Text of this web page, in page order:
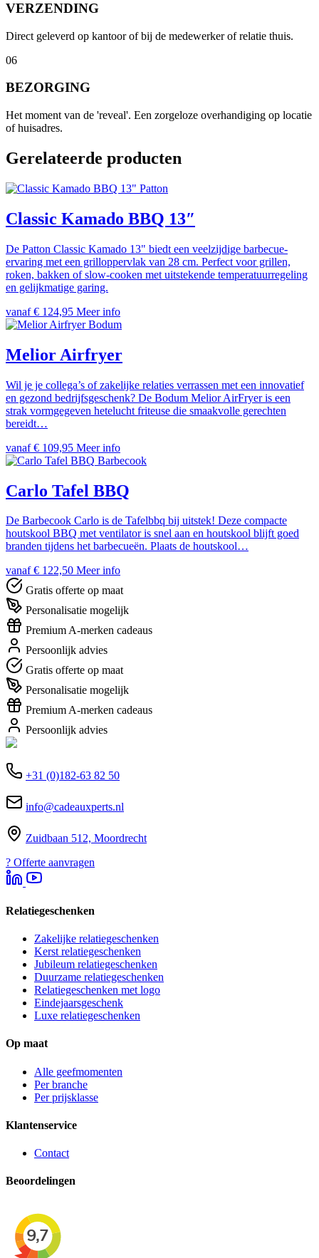
VERZENDING
Direct geleverd op kantoor of bij de medewerker of relatie thuis.
06
BEZORGING
Het moment van de 'reveal'. Een zorgeloze overhandiging op locatie
of huisadres.
Gerelateerde producten
Patton
Classic Kamado BBQ 13″
De Patton Classic Kamado 13" biedt een veelzijdige barbecue-
ervaring met een grilloppervlak van 28 cm. Perfect voor grillen,
roken, bakken of slow-cooken met uitstekende temperatuurregeling
en gelijkmatige garing.
vanaf€ 124,95 Meer info
Bodum
Melior Airfryer
Wil je je collega’s of zakelijke relaties verrassen met een innovatief
en gezond bedrijfsgeschenk? De Bodum Melior AirFryer is een
strak vormgegeven hetelucht friteuse die smaakvolle gerechten
bereidt…
vanaf€ 109,95 Meer info
Barbecook
Carlo Tafel BBQ
De Barbecook Carlo is de Tafelbbq bij uitstek! Deze compacte
houtskool BBQ met ventilator is snel aan en houtskool blijft goed
branden tijdens het barbecueën. Plaats de houtskool…
vanaf€ 122,50 Meer info
Gratis offerte op maat
Personalisatie mogelijk
Premium A-merken cadeaus
Persoonlijk advies
Gratis offerte op maat
Personalisatie mogelijk
Premium A-merken cadeaus
Persoonlijk advies
+31 (0)182-63 82 50
info@cadeauxperts.nl
Zuidbaan 512, Moordrecht
? Offerte aanvragen
Relatiegeschenken
Zakelijke relatiegeschenken
Kerst relatiegeschenken
Jubileum relatiegeschenken
Duurzame relatiegeschenken
Relatiegeschenken met logo
Eindejaarsgeschenk
Luxe relatiegeschenken
Op maat
Alle geefmomenten
Per branche
Per prijsklasse
Klantenservice
Contact
Beoordelingen